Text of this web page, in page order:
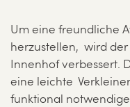
Um eine freundliche
herzustellen, wird
Innenhof verbessert.
eine leichte
funktional